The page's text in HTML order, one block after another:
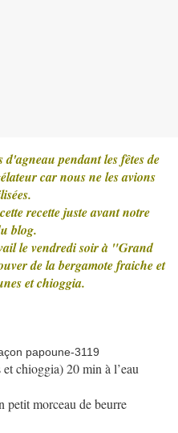
pendant les fêtes de
car nous ne les avions
recette juste avant notre
blog.
le vendredi soir à "Grand
de la bergamote fraiche et
et chioggia.
et chioggia) 20 min à l’eau
petit morceau de beurre